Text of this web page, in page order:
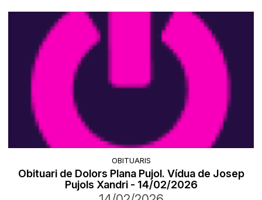
OBITUARIS
Obituari de Dolors Plana Pujol. Vídua de Josep
Pujols Xandri - 14/02/2026